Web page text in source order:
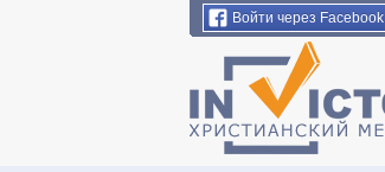
Войти через Facebook